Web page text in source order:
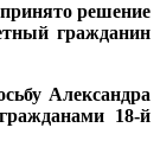
решение
гражданин
Александра
18-й